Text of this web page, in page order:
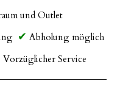
und Outlet
Abholung möglich
Vorzüglicher Service